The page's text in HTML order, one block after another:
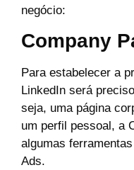
negócio:
Company
Para estabelecer a
LinkedIn será
seja, uma página
um perfil pessoal, a
algumas
Ads.